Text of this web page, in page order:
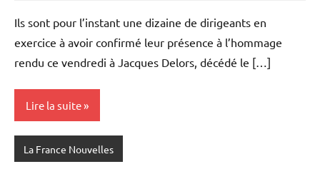
Ils sont pour l’instant une dizaine de dirigeants en
exercice à avoir confirmé leur présence à l’hommage
rendu ce vendredi à Jacques Delors, décédé le […]
Lire la suite
La France Nouvelles